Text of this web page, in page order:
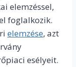
elemzéssel,
foglalkozik.
elemzése, azt
esélyeit.